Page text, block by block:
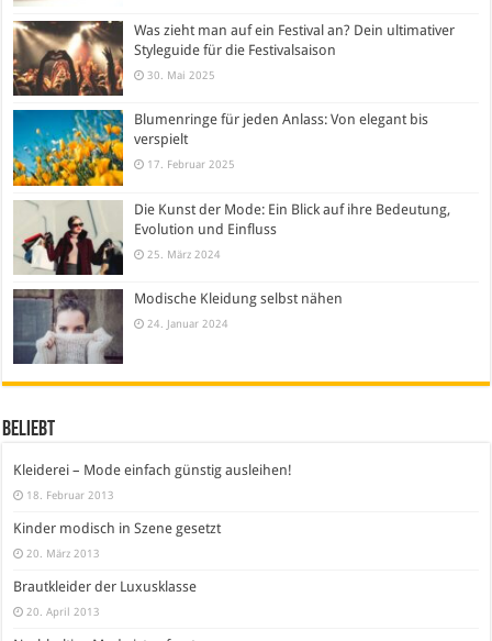
Was zieht man auf ein Festival an? Dein ultimativer
Styleguide für die Festivalsaison
30. Mai 2025
Blumenringe für jeden Anlass: Von elegant bis
verspielt
17. Februar 2025
Die Kunst der Mode: Ein Blick auf ihre Bedeutung,
Evolution und Einfluss
25. März 2024
Modische Kleidung selbst nähen
24. Januar 2024
Beliebt
Kleiderei – Mode einfach günstig ausleihen!
18. Februar 2013
Kinder modisch in Szene gesetzt
20. März 2013
Brautkleider der Luxusklasse
20. April 2013